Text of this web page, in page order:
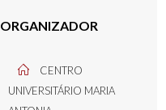
ORGANIZADOR
CENTRO
UNIVERSITÁRIO MARIA